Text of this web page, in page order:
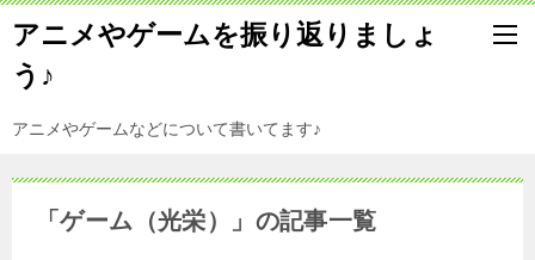
アニメやゲームを振り返りましょ
う♪
アニメやゲームなどについて書いてます♪
「ゲーム（光栄）」の記事一覧